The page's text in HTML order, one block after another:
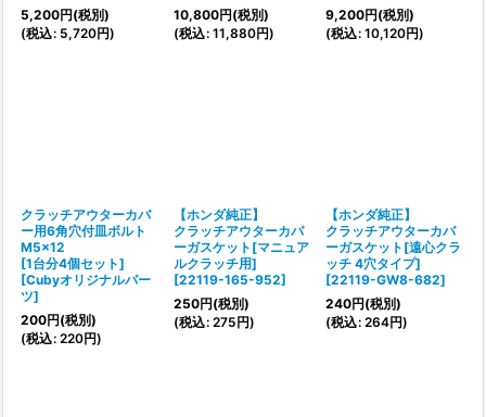
5,200円(税別)
(税込: 5,720円)
10,800円(税別)
(税込: 11,880円)
9,200円(税別)
(税込: 10,120円)
クラッチアウターカバ
ー用6角穴付皿ボルト
M5x12
[1台分4個セット]
[Cubyオリジナルパー
ツ]
200円(税別)
(税込: 220円)
【ホンダ純正】
クラッチアウターカバ
ーガスケット[マニュア
ルクラッチ用]
[22119-165-952]
250円(税別)
(税込: 275円)
【ホンダ純正】
クラッチアウターカバ
ーガスケット[遠心クラ
ッチ 4穴タイプ]
[22119-GW8-682]
240円(税別)
(税込: 264円)